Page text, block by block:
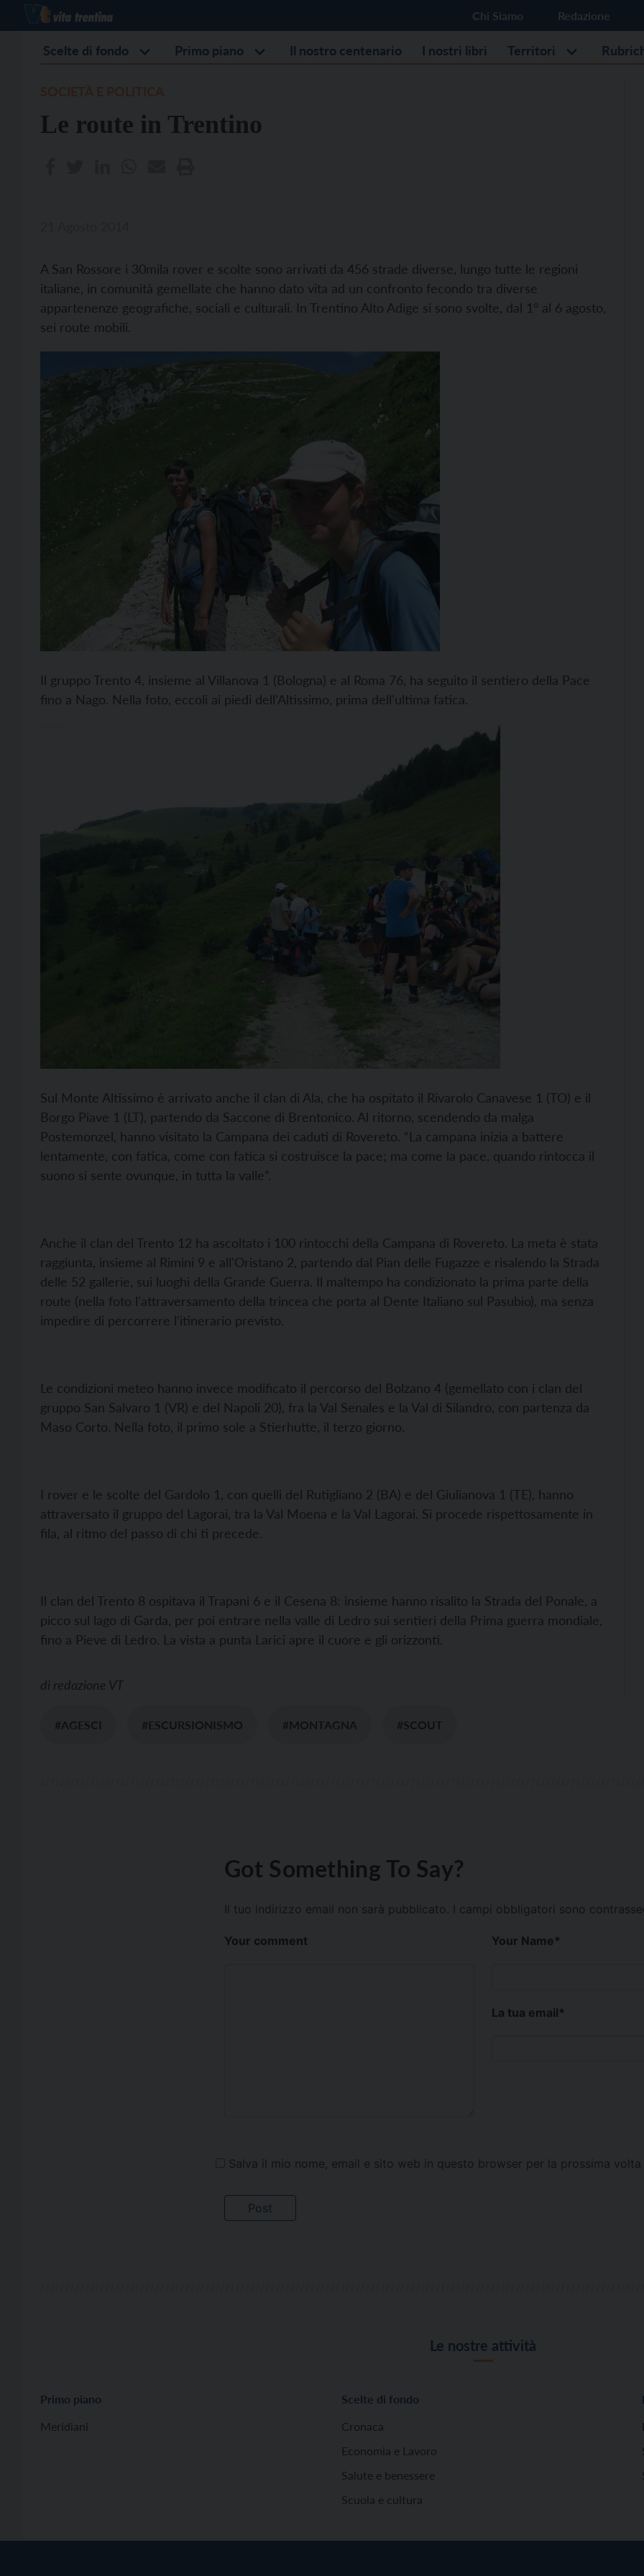
Chi Siamo Redazione
Scelte di fondo Primo piano Il nostro centenario I nostri libri Territori
Le route in Trentino
A San Rossore i 30mila rover e scolte sono arrivati da 456 strade diverse, lungo tutte le regioni
italiane, in comunità gemellate che hanno dato vita ad un confronto fecondo tra diverse
appartenenze geografiche, sociali e culturali. In Trentino Alto Adige si sono svolte, dal 1° al 6 agosto,
sei route mobili.
Il gruppo Trento 4, insieme al Villanova 1 (Bologna) e al Roma 76, ha seguito il sentiero della Pace
fino a Nago. Nella foto, eccoli ai piedi dell'Altissimo, prima dell'ultima fatica.
Sul Monte Altissimo è arrivato anche il clan di Ala, che ha ospitato il Rivarolo Canavese 1 (TO) e il
Borgo Piave 1 (LT), partendo da Saccone di Brentonico. Al ritorno, scendendo da malga
Postemonzel, hanno visitato la Campana dei caduti di Rovereto. “La campana inizia a battere
lentamente, con fatica, come con fatica si costruisce la pace; ma come la pace, quando rintocca il
suono si sente ovunque, in tutta la valle”.
Anche il clan del Trento 12 ha ascoltato i 100 rintocchi della Campana di Rovereto. La meta è stata
raggiunta, insieme al Rimini 9 e all'Oristano 2, partendo dal Pian delle Fugazze e risalendo la Strada
delle 52 gallerie, sui luoghi della Grande Guerra. Il maltempo ha condizionato la prima parte della
route (nella foto l'attraversamento della trincea che porta al Dente Italiano sul Pasubio), ma senza
impedire di percorrere l'itinerario previsto.
Le condizioni meteo hanno invece modificato il percorso del Bolzano 4 (gemellato con i clan del
gruppo San Salvaro 1 (VR) e del Napoli 20), fra la Val Senales e la Val di Silandro, con partenza da
Maso Corto. Nella foto, il primo sole a Stierhutte, il terzo giorno.
I rover e le scolte del Gardolo 1, con quelli del Rutigliano 2 (BA) e del Giulianova 1 (TE), hanno
attraversato il gruppo del Lagorai, tra la Val Moena e la Val Lagorai. Si procede rispettosamente in
fila, al ritmo del passo di chi ti precede.
Il clan del Trento 8 ospitava il Trapani 6 e il Cesena 8: insieme hanno risalito la Strada del Ponale, a
picco sul lago di Garda, per poi entrare nella valle di Ledro sui sentieri della Prima guerra mondiale,
fino a Pieve di Ledro. La vista a punta Larici apre il cuore e gli orizzonti.
di redazione VT
#AGESCI #ESCURSIONISMO #MONTAGNA #SCOUT
Got Something To Say?
Il tuo indirizzo email non sarà pubblicato. I campi obbligatori sono
Your comment Your Name*
La tua email*
Salva il mio nome, email e sito web in questo browser per la prossima
Le nostre attività
Primo piano
Meridiani
Scelte di fondo
Cronaca
Economia e Lavoro
Salute e benessere
Scuola e cultura